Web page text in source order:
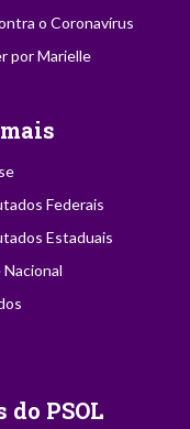
o Coronavírus
por Marielle
Federais
Estaduais
Nacional
do PSOL